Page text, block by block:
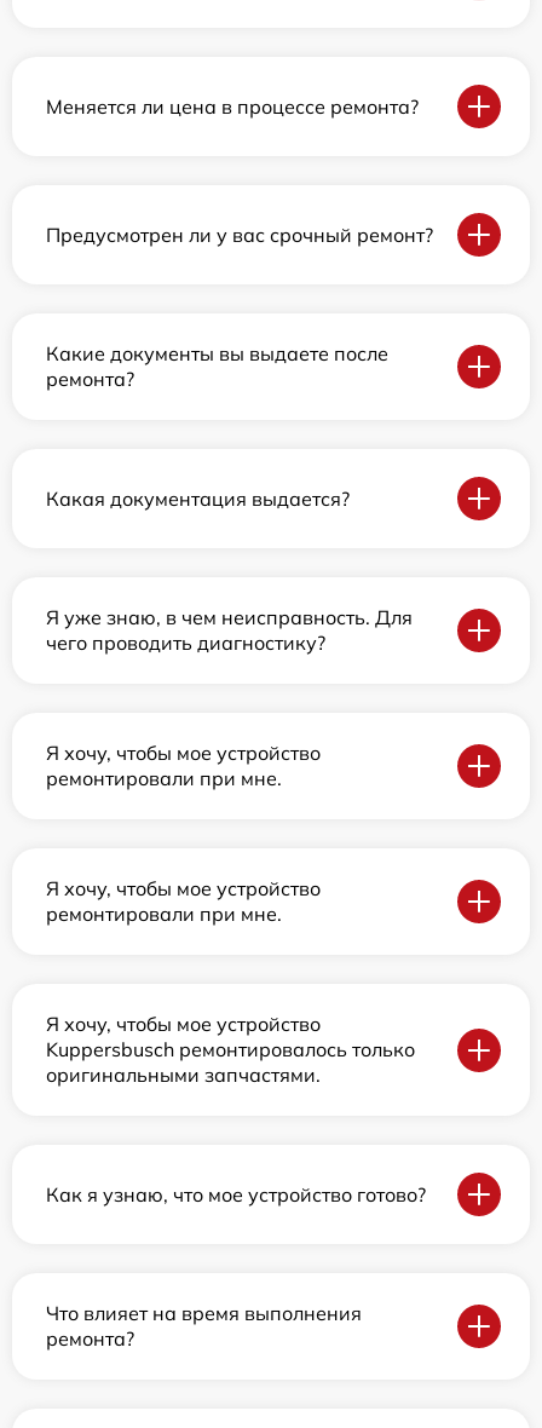
Меняется ли цена в процессе ремонта?
Предусмотрен ли у вас срочный ремонт?
Какие документы вы выдаете после
ремонта?
Какая документация выдается?
Я уже знаю, в чем неисправность. Для
чего проводить диагностику?
Я хочу, чтобы мое устройство
ремонтировали при мне.
Я хочу, чтобы мое устройство
ремонтировали при мне.
Я хочу, чтобы мое устройство
Kuppersbusch ремонтировалось только
оригинальными запчастями.
Как я узнаю, что мое устройство готово?
Что влияет на время выполнения
ремонта?